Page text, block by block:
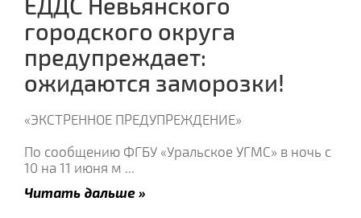
городского округа
предупреждает:
ожидаются заморозки!
«ЭКСТРЕННОЕ ПРЕДУПРЕЖДЕНИЕ»
По сообщению ФГБУ «Уральское УГМС» в ночь c
10 на 11 июня м ...
Читать дальше »